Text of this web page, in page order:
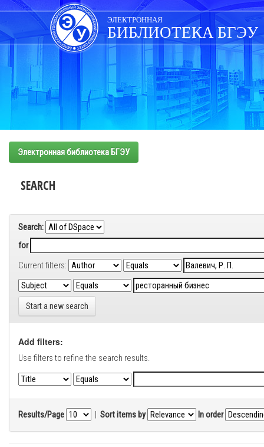
Skip
navigation
ЭЛЕКТРОННАЯ
БИБЛИОТЕКА БГЭУ
Электронная библиотека БГЭУ
SEARCH
Search:
for
Current filters:
Start a new search
Add filters:
Use filters to refine the search results.
Results/Page | Sort items by In order